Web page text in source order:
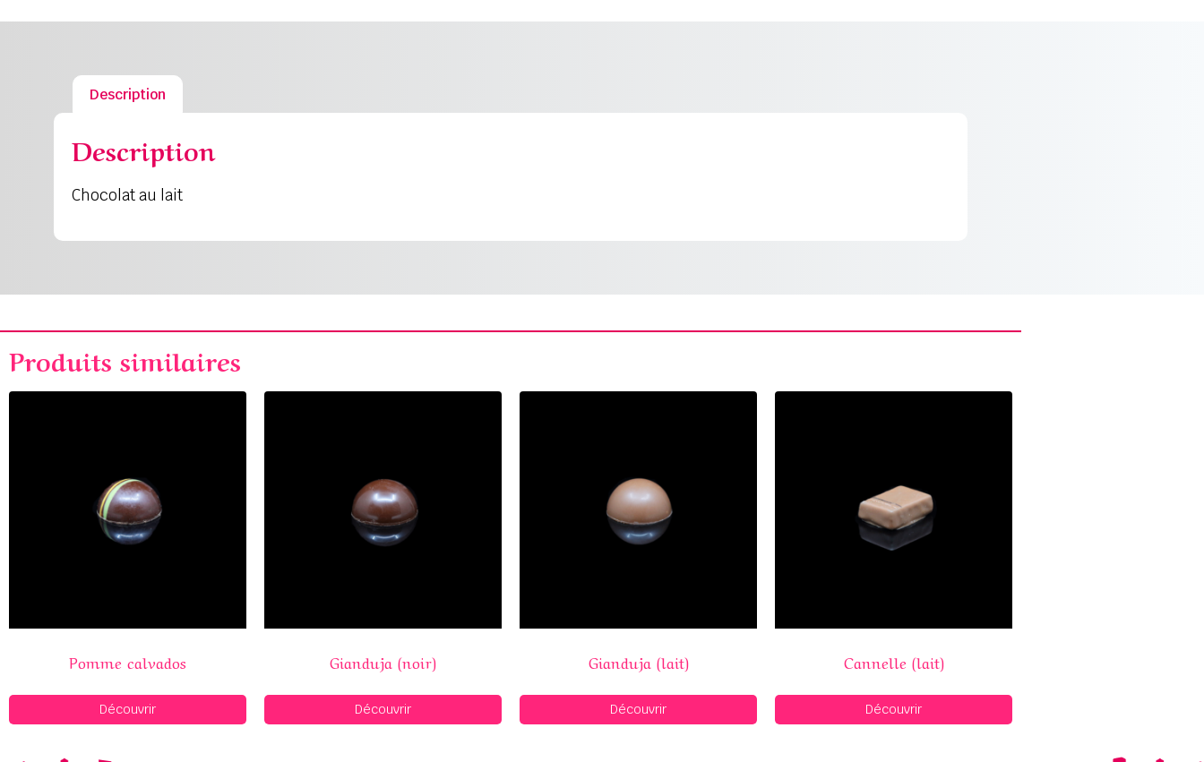
Description
Description
Chocolat au lait
Produits similaires
Pomme calvados
Découvrir
Gianduja (noir)
Découvrir
Gianduja (lait)
Découvrir
Cannelle (lait)
Découvrir